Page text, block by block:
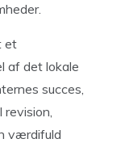
et
af det lokale
succes,
revision,
værdifuld